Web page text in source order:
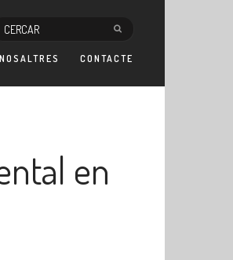
CONTACTE
en